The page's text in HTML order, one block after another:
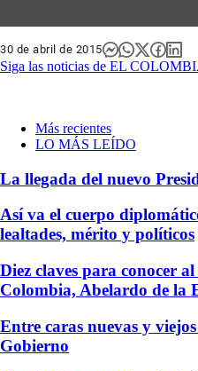
30 de abril de 2015
Siga las noticias de EL
Más recientes
LO MÁS LEÍDO
La llegada del nuevo
Así va el cuerpo
lealtades, mérito y políticos
Diez claves para conocer
Colombia, Abelardo de la
Entre caras nuevas y
Gobierno